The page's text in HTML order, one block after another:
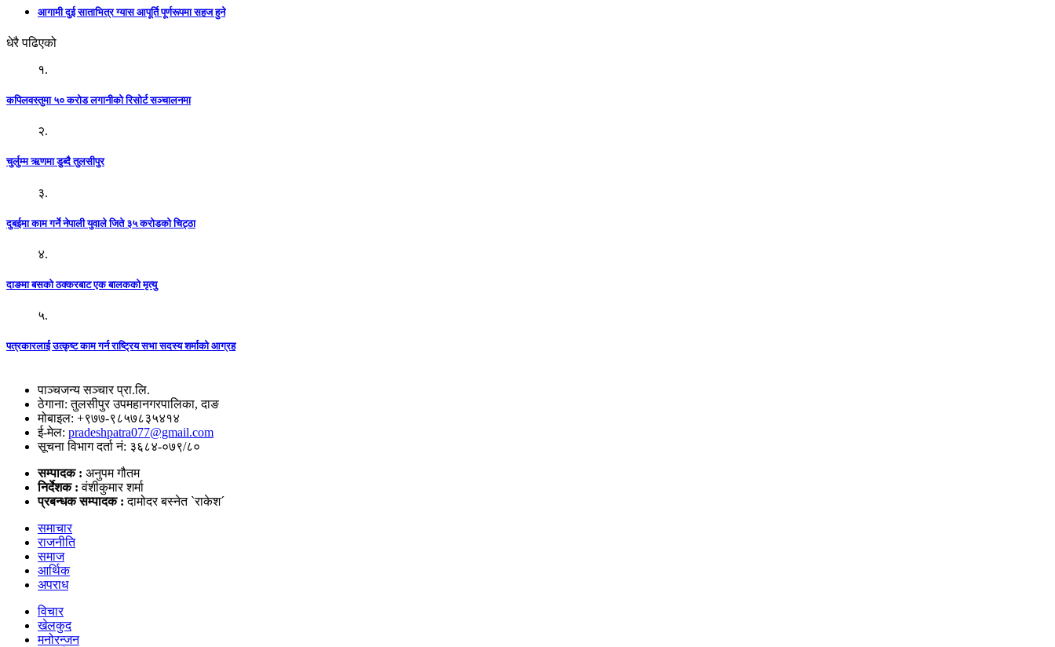
आगामी दुई साताभित्र ग्यास आपूर्ति पूर्णरूपमा सहज हुने
धेरै पढिएको
१.
कपिलवस्तुमा ५० करोड लगानीको रिसोर्ट सञ्चालनमा
२.
चुर्लुम्म ऋणमा डुब्दै तुलसीपुर
३.
दुबईमा काम गर्ने नेपाली युवाले जिते ३५ करोडको चिट्ठा
४.
दाङमा बसको ठक्करबाट एक बालकको मृत्यु
५.
पत्रकारलाई उत्कृष्ट काम गर्न राष्ट्रिय सभा सदस्य शर्माको आग्रह
पाञ्चजन्य सञ्चार प्रा.लि.
ठेगाना: तुलसीपुर उपमहानगरपालिका, दाङ
मोबाइल: +९७७-९८५७८३५४१४
ई-मेल: pradeshpatra077@gmail.com
सूचना विभाग दर्ता नं: ३६८४-०७९/८०
सम्पादक : अनुपम गौतम
निर्देशक :वंशीकुमार शर्मा
प्रबन्धक सम्पादक :दामोदर बस्नेत `राकेश´
समाचार
राजनीति
समाज
आर्थिक
अपराध
विचार
खेलकुद
मनोरन्जन